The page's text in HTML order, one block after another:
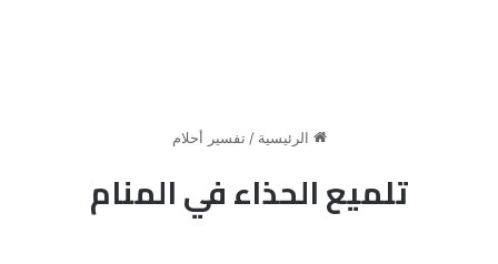
الرئيسية / تفسير أحلام
تلميع الحذاء في المنام